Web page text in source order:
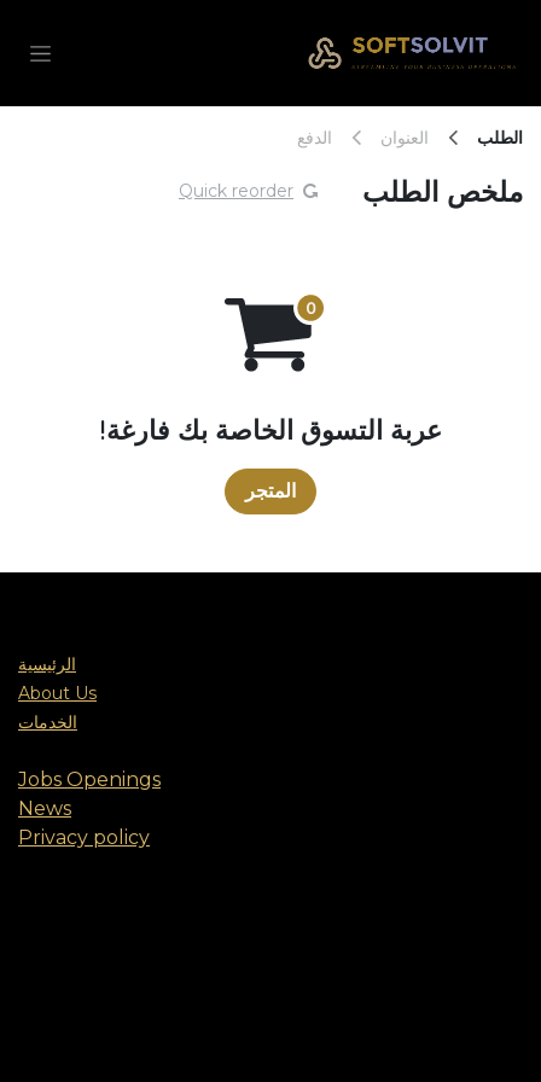
الطلب العنوان الدفع
ملخص الطلب Quick reorder
عربة التسوق الخاصة بك فارغة!
المتجر
الرئيسية
About Us
الخدمات
Jobs Openings
News
Privacy policy